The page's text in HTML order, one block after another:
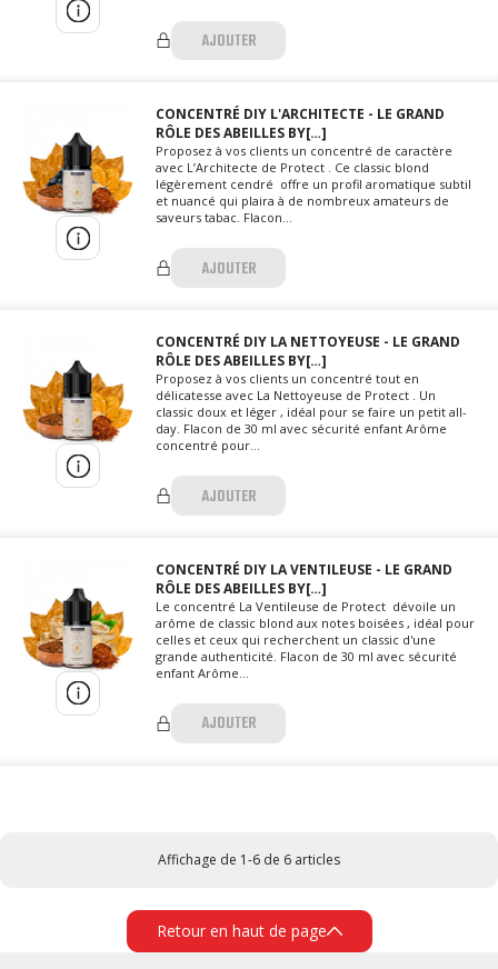
AJOUTER
CONCENTRÉ DIY L'ARCHITECTE - LE GRAND
RÔLE DES ABEILLES BY[…]
Proposez à vos clients un concentré de caractère
avec L’Architecte de Protect . Ce classic blond
légèrement cendré offre un profil aromatique subtil
et nuancé qui plaira à de nombreux amateurs de
saveurs tabac. Flacon...
AJOUTER
CONCENTRÉ DIY LA NETTOYEUSE - LE GRAND
RÔLE DES ABEILLES BY[…]
Proposez à vos clients un concentré tout en
délicatesse avec La Nettoyeuse de Protect . Un
classic doux et léger , idéal pour se faire un petit all-
day. Flacon de 30 ml avec sécurité enfant Arôme
concentré pour...
AJOUTER
CONCENTRÉ DIY LA VENTILEUSE - LE GRAND
RÔLE DES ABEILLES BY[…]
Le concentré La Ventileuse de Protect dévoile un
arôme de classic blond aux notes boisées , idéal pour
celles et ceux qui recherchent un classic d'une
grande authenticité. Flacon de 30 ml avec sécurité
enfant Arôme...
AJOUTER
Affichage de 1-6 de 6 articles
Retour en haut de page